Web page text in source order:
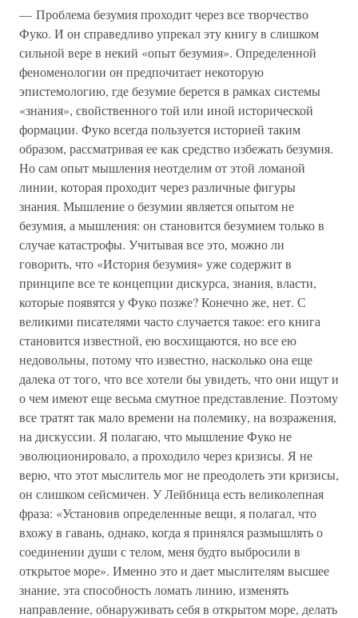
— Проблема безумия проходит через все творчество
Фуко. И он справедливо упрекал эту книгу в слишком
сильной вере в некий «опыт безумия». Определенной
феноменологии он предпочитает некоторую
эпистемологию, где безумие берется в рамках системы
«знания», свойственного той или иной исторической
формации. Фуко всегда пользуется историей таким
образом, рассматривая ее как средство избежать безумия.
Но сам опыт мышления неотделим от этой ломаной
линии, которая проходит через различные фигуры
знания. Мышление о безумии является опытом не
безумия, а мышления: он становится безумием только в
случае катастрофы. Учитывая все это, можно ли
говорить, что «История безумия» уже содержит в
принципе все те концепции дискурса, знания, власти,
которые появятся у Фуко позже? Конечно же, нет. С
великими писателями часто случается такое: его книга
становится известной, ею восхищаются, но все ею
недовольны, потому что известно, насколько она еще
далека от того, что все хотели бы увидеть, что они ищут и
о чем имеют еще весьма смутное представление. Поэтому
все тратят так мало времени на полемику, на возражения,
на дискуссии. Я полагаю, что мышление Фуко не
эволюционировало, а проходило через кризисы. Я не
верю, что этот мыслитель мог не преодолеть эти кризисы,
он слишком сейсмичен. У Лейбница есть великолепная
фраза: «Установив определенные вещи, я полагал, что
вхожу в гавань, однако, когда я принялся размышлять о
соединении души с телом, меня будто выбросили в
открытое море». Именно это и дает мыслителям высшее
знание, эта способность ломать линию, изменять
направление, обнаруживать себя в открытом море, делать